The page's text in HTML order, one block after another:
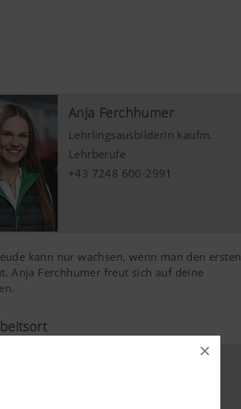
×
Anja Ferchhumer
Lehrlingsausbilderin kaufm.
Lehrberufe
+43 7248 600-2991
kann nur wachsen, wenn man den ersten
Anja Ferchhumer freut sich auf deine